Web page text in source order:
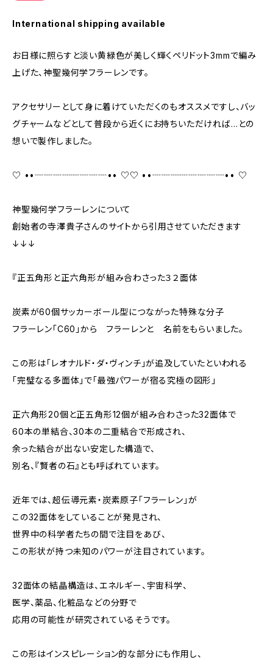
International shipping available
お日様に照らすと淡い黄緑色が美しく輝くペリドット3mmで編み
上げた、神聖幾何学フラーレンです。
アクセサリーとして身に着けていただくのもオススメですし、バッ
グチャームなどとして普段から近くにお持ちいただければ…との
想いで製作しました。
♡ ••┈┈┈┈┈┈┈┈•• ♡♡ ••┈┈┈┈┈┈┈┈•• ♡
神聖幾何学フラーレンについて
創始者の寺澤貴子さんのサイトから引用させていただきます
↓↓↓
『正五角形と正六角形が組み合わさった３２面体
炭素が60個サッカーボール型につながった特殊な分子
フラーレン「C60」から フラーレンと 名前をもらいました。
この形は「レオナルド・ダ・ヴィンチ」が追及していたといわれる
「完璧なる多面体」で「最強パワーが宿る究極の図形」
正六角形20個と正五角形12個が組み合わさった32面体で
60本の単結合、30本の二重結合で形成され、
余った結合が出ない安定した構造で、
別名、『賢者の石』とも呼ばれています。
近年では、超伝導元素・炭素原子「フラーレン」が
この32面体をしていることが発見され、
世界中の科学者たちの間で注目をあび、
この形状が持つ未知のパワーが注目されています。
32面体の結晶構造は、エネルギー、宇宙科学、
医学、薬品、化粧品などの分野で
応用の可能性が研究されているそうです。
この形はインスピレーション的な部分にも作用し、